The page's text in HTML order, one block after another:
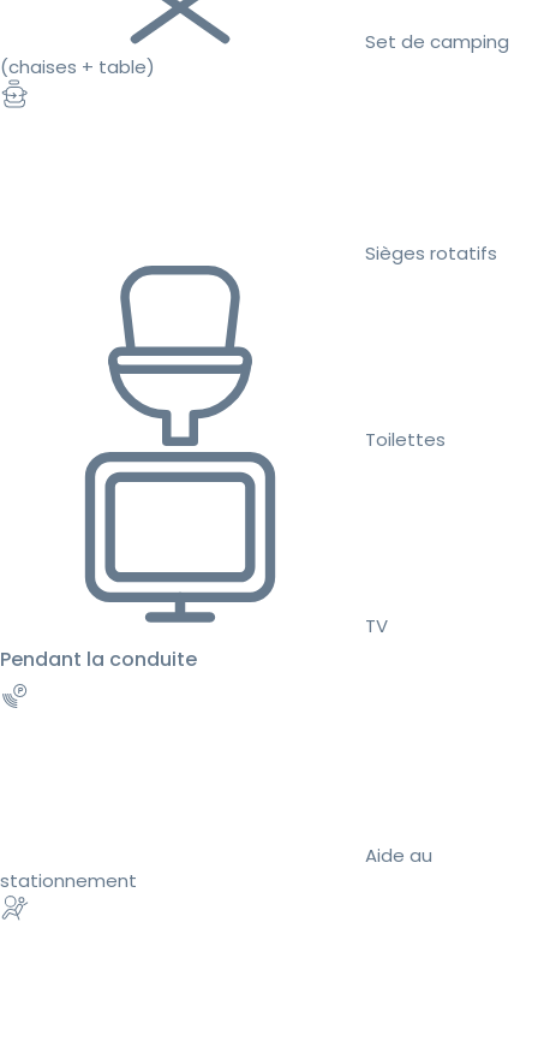
Set de camping
(chaises + table)
Sièges rotatifs
Toilettes
TV
Pendant la conduite
Aide au
stationnement